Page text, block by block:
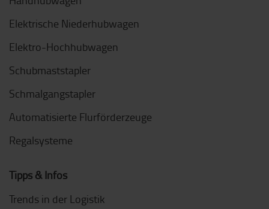
Elektrische Niederhubwagen
Elektro-Hochhubwagen
Schubmaststapler
Schmalgangstapler
Automatisierte Flurförderzeuge
Regalsysteme
Tipps & Infos
Trends in der Logistik